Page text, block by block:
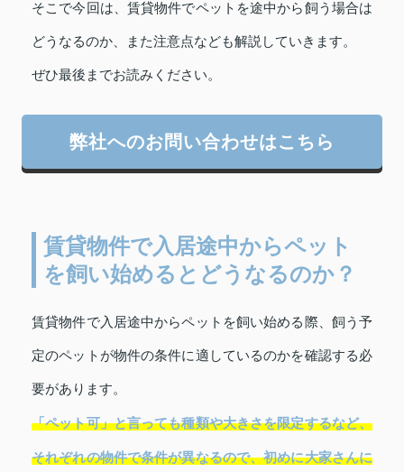
そこで今回は、賃貸物件でペットを途中から飼う場合は
どうなるのか、また注意点なども解説していきます。
ぜひ最後までお読みください。
弊社へのお問い合わせはこちら
賃貸物件で入居途中からペット
を飼い始めるとどうなるのか？
賃貸物件で入居途中からペットを飼い始める際、飼う予
定のペットが物件の条件に適しているのかを確認する必
要があります。
「ペット可」と言っても種類や大きさを限定するなど、
それぞれの物件で条件が異なるので、初めに大家さんに